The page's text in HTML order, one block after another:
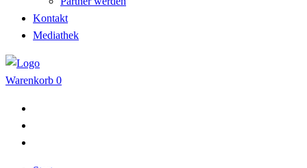
Kontakt
Mediathek
Warenkorb 0